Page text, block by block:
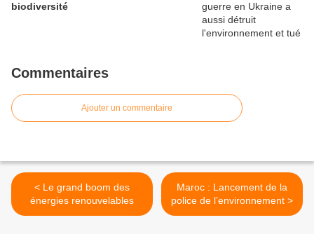
biodiversité
Commentaires
Ajouter un commentaire
< Le grand boom des
énergies renouvelables
Maroc : Lancement de la
police de l’environnement >